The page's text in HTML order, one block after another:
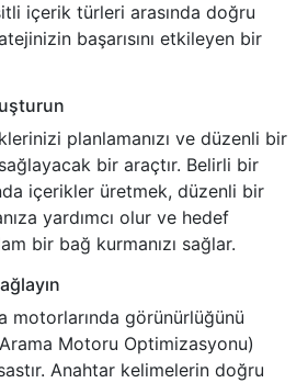
içerik türleri arasında doğru
başarısını etkileyen bir
planlamanızı ve düzenli bir
bir araçtır. Belirli bir
içerikler üretmek, düzenli bir
yardımcı olur ve hedef
bir bağ kurmanızı sağlar.
motorlarında görünürlüğünü
Motoru Optimizasyonu)
Anahtar kelimelerin doğru